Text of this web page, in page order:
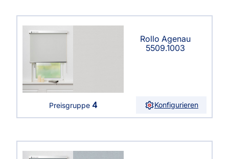
Rollo Agenau
5509.1003
Preisgruppe 4 Konfigurieren